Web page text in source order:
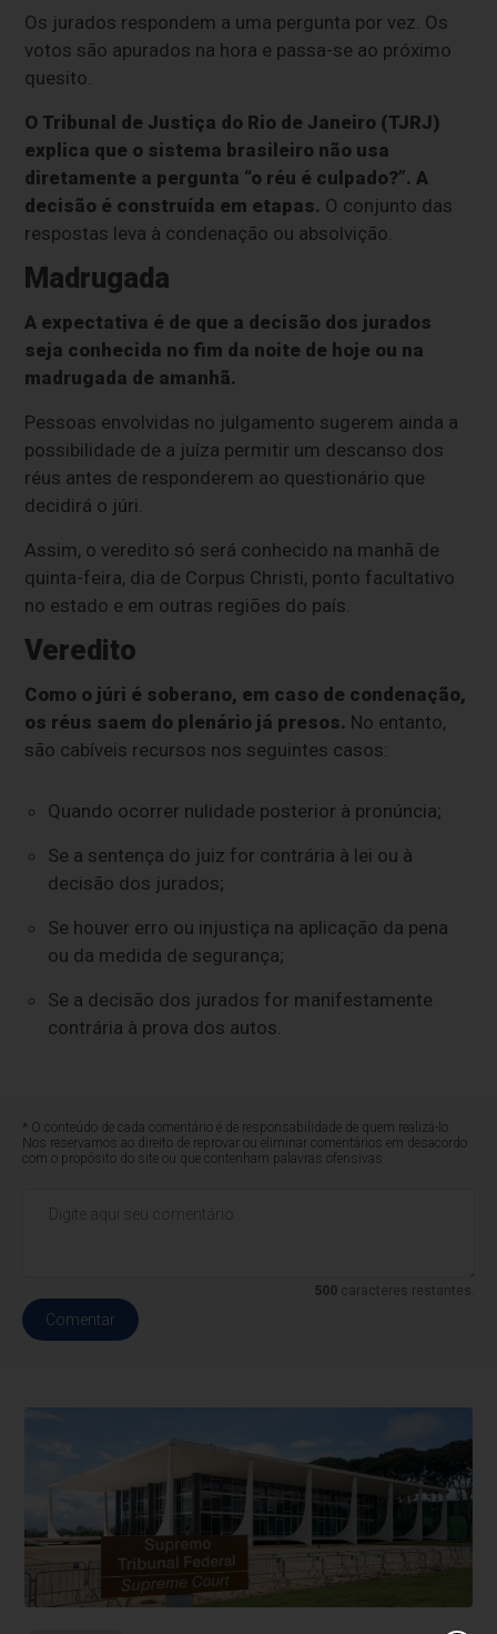
Os jurados respondem a uma pergunta por vez. Os
votos são apurados na hora e passa-se ao próximo
quesito.
O Tribunal de Justiça do Rio de Janeiro (TJRJ)
explica que o sistema brasileiro não usa
diretamente a pergunta “o réu é culpado?”. A
decisão é construída em etapas. O conjunto das
respostas leva à condenação ou absolvição.
Madrugada
A expectativa é de que a decisão dos jurados
seja conhecida no fim da noite de hoje ou na
madrugada de amanhã.
Pessoas envolvidas no julgamento sugerem ainda a
possibilidade de a juíza permitir um descanso dos
réus antes de responderem ao questionário que
decidirá o júri.
Assim, o veredito só será conhecido na manhã de
quinta-feira, dia de Corpus Christi, ponto facultativo
no estado e em outras regiões do país.
Veredito
Como o júri é soberano, em caso de condenação,
os réus saem do plenário já presos. No entanto,
são cabíveis recursos nos seguintes casos:
Quando ocorrer nulidade posterior à pronúncia;
Se a sentença do juiz for contrária à lei ou à
decisão dos jurados;
Se houver erro ou injustiça na aplicação da pena
ou da medida de segurança;
Se a decisão dos jurados for manifestamente
contrária à prova dos autos.
* O conteúdo de cada comentário é de responsabilidade de quem realizá-lo.
Nos reservamos ao direito de reprovar ou eliminar comentários em desacordo
com o propósito do site ou que contenham palavras ofensivas.
500caracteres restantes.
Comentar